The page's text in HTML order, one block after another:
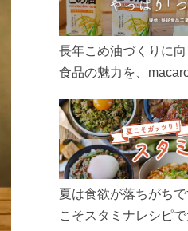
長年こめ油づくりに
食品の魅力を、
ん、製造現場や品質
こめ油をもっと好き
ぜひお楽しみくださ
夏は食欲が落ちがち
こそスタミナレシピ